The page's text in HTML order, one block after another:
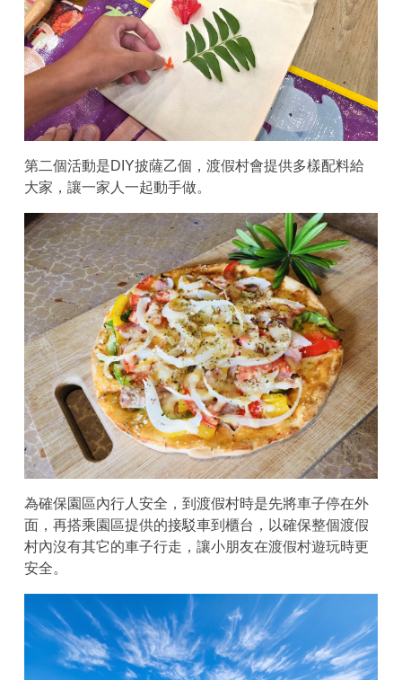
第二個活動是DIY披薩乙個，渡假村會提供多樣配料給
大家，讓一家人一起動手做。
為確保園區內行人安全，到渡假村時是先將車子停在外
面，再搭乘園區提供的接駁車到櫃台，以確保整個渡假
村內沒有其它的車子行走，讓小朋友在渡假村遊玩時更
安全。